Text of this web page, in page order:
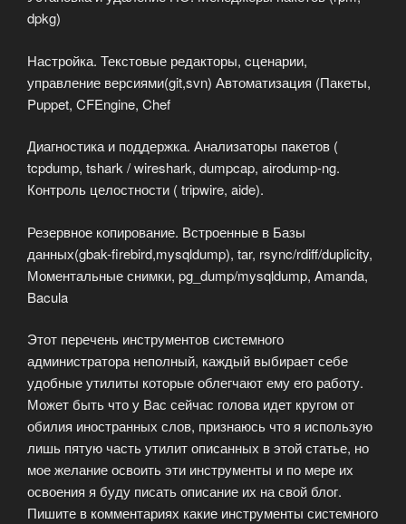
dpkg)
Настройка. Текстовые редакторы, cценарии,
управление версиями(git,svn) Автоматизация (Пакеты,
Puppet, CFEngine, Chef
Диагностика и поддержка. Анализаторы пакетов (
tcpdump, tshark / wireshark, dumpcap, airodump-ng.
Контроль целостности ( tripwire, aide).
Резервное копирование. Встроенные в Базы
данных(gbak-firebird,mysqldump), tar, rsync/rdiff/duplicity,
Моментальные снимки, pg_dump/mysqldump, Amanda,
Bacula
Этот перечень инструментов системного
администратора неполный, каждый выбирает себе
удобные утилиты которые облегчают ему его работу.
Может быть что у Вас сейчас голова идет кругом от
обилия иностранных слов, признаюсь что я использую
лишь пятую часть утилит описанных в этой статье, но
мое желание освоить эти инструменты и по мере их
освоения я буду писать описание их на свой блог.
Пишите в комментариях какие инструменты системного